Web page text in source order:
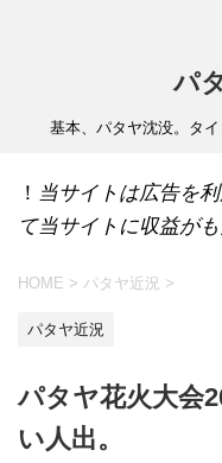
パ
基本、パタヤ沈没。タ
！ 当サイトは広告を
て当サイトに収益が
HOME > パタヤ近況 >
パタヤ近況
パタヤ花火大会
い人出。